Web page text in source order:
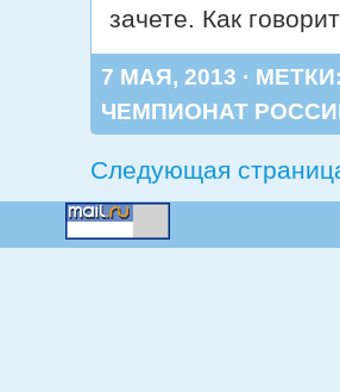
зачете. Как
7 МАЯ, 2013 ·
ЧЕМПИОНАТ
Следующая